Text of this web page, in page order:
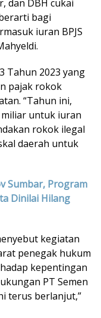
dan DBH cukai
bagi
iuran BPJS
Tahun 2023 yang
pajak rokok
“Tahun ini,
miliar untuk iuran
rokok ilegal
daerah untuk
Sumbar, Program
Dinilai Hilang
kegiatan
penegak hukum
kepentingan
PT Semen
terus berlanjut,”